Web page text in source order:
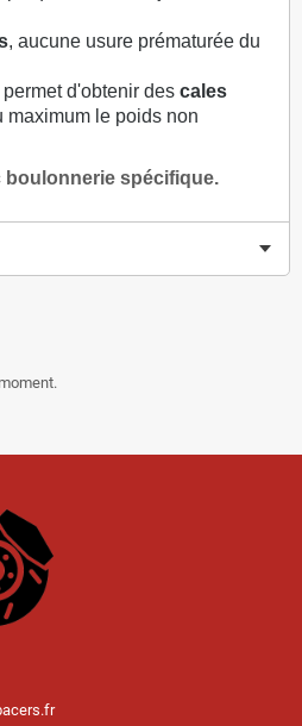
, aucune usure prématurée du
d'obtenir des cales
maximum le poids non
boulonnerie spécifique.